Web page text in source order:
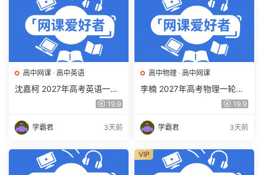
高中网课 · 高中英语
沈嘉柯 2027年高考英语一轮
复习网课教程 高三英语 上学
下载
19.9
学霸君 3天前
高中物理 · 高中网课
李楠 2027年高考物理一轮复
习网课教程 高三物理 上学期
载
19.9
学霸君 3天前
VIP